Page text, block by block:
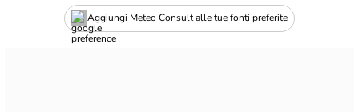
Aggiungi Meteo Consult alle tue fonti preferite